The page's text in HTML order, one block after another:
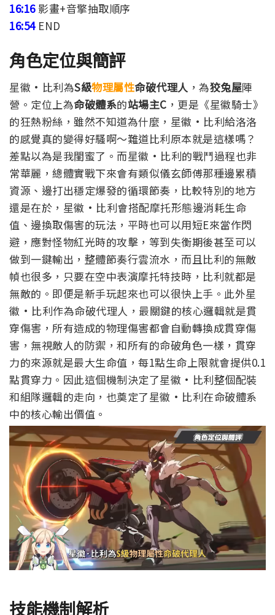
16:16 影畫+音擎抽取順序
16:54END
角色定位與簡評
星徽·比利為S級物理屬性命破代理人 ，為狡兔屋陣
營。定位上為命破體系的站場主C ，更是《星徽騎士》
的狂熱粉絲，雖然不知道為什麼，星徽·比利給洛洛
的感覺真的變得好騷啊～難道比利原本就是這樣嗎？
差點以為是我閨蜜了。 而星徽·比利的戰鬥過程也非
常華麗，總體實戰下來會有類似儀玄師傅那種邊累積
資源、邊打出穩定爆發的循環節奏，比較特別的地方
還是在於，星徽·比利會搭配摩托形態邊消耗生命
值、邊換取傷害的玩法，平時也可以用短E來當作閃
避，應對怪物紅光時的攻擊，等到失衡期後甚至可以
做到一鍵輸出，整體節奏行雲流水，而且比利的無敵
幀也很多，只要在空中表演摩托特技時，比利就都是
無敵的。即便是新手玩起來也可以很快上手。 此外星
徽·比利作為命破代理人，最關鍵的核心邏輯就是貫
穿傷害，所有造成的物理傷害都會自動轉換成貫穿傷
害，無視敵人的防禦，和所有的命破角色一樣，貫穿
力的來源就是最大生命值，每1點生命上限就會提供0.1
點貫穿力。因此這個機制決定了星徽·比利整個配裝
和組隊邏輯的走向，也奠定了星徽·比利在命破體系
中的核心輸出價值。
技能機制解析